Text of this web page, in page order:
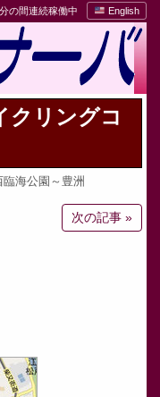
の間連続稼働中 English
クリングコ
海公園～豊洲
次の記事 »